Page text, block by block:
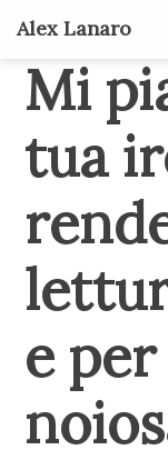
Alex Lanaro
Mi
tua
e